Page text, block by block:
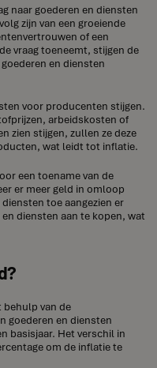
naar goederen en diensten
zijn van een groeiende
of een
vraag toeneemt, stijgen de
en diensten
voor producenten stijgen.
arbeidskosten of
zien stijgen, zullen ze deze
wat leidt tot inflatie.
een toename van de
er meer geld in omloop
toe aangezien er
diensten aan te kopen, wat
behulp van de
goederen en diensten
basisjaar. Het verschil in
om de inflatie te